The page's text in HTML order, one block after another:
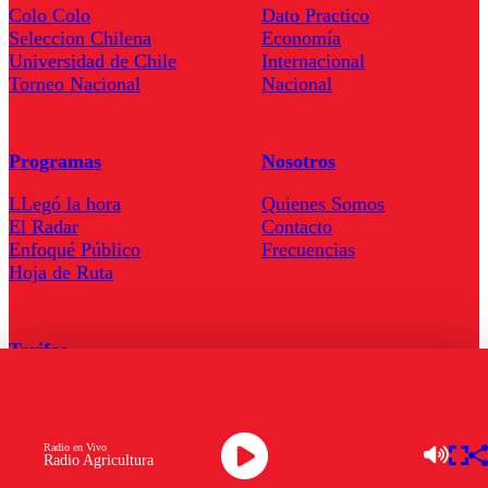
Radio Agricultura
Radio en Vivo
Colo Colo
Seleccion Chilena
Universidad de Chile
Torneo Nacional
Dato Practico
Economía
Internacional
Nacional
Programas
LLegó la hora
El Radar
Enfoqué Público
Hoja de Ruta
Nosotros
Quienes Somos
Contacto
Frecuencias
Tarifas